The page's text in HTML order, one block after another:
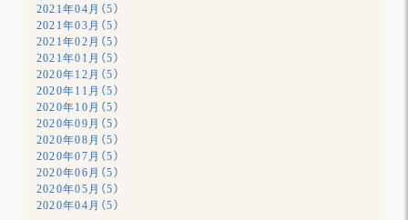
2021年04月（5）
2021年03月（5）
2021年02月（5）
2021年01月（5）
2020年12月（5）
2020年11月（5）
2020年10月（5）
2020年09月（5）
2020年08月（5）
2020年07月（5）
2020年06月（5）
2020年05月（5）
2020年04月（5）